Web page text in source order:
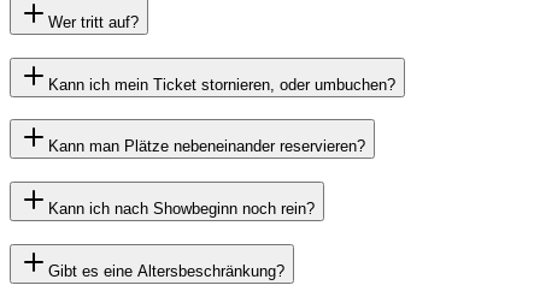
Wer tritt auf?
Kann ich mein Ticket stornieren, oder umbuchen?
Kann man Plätze nebeneinander reservieren?
Kann ich nach Showbeginn noch rein?
Gibt es eine Altersbeschränkung?